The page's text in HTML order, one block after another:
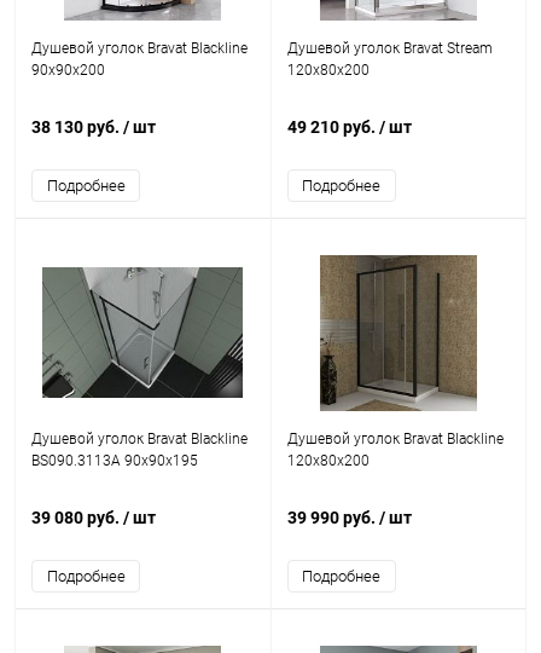
Душевой уголок Bravat Blackline
90х90х200
38 130 руб. / шт
Подробнее
Душевой уголок Bravat Stream
120x80x200
49 210 руб. / шт
Подробнее
Душевой уголок Bravat Blackline
BS090.3113A 90х90х195
39 080 руб. / шт
Подробнее
Душевой уголок Bravat Blackline
120х80х200
39 990 руб. / шт
Подробнее